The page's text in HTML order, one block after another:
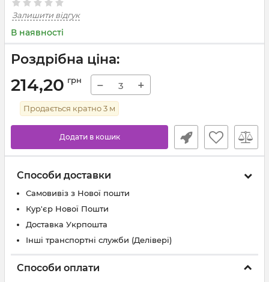
Залишити відгук
В наявності
Роздрібна ціна:
214,20 грн − +
Продається кратно3 м
Додати в кошик
Способи доставки
Самовивіз з Нової пошти
Кур'єр Нової Пошти
Доставка Укрпошта
Інші транспортні служби (Делівері)
Способи оплати